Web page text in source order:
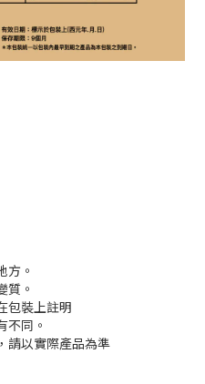
方。
質。
包裝上註明
同。
請以實際產品為準